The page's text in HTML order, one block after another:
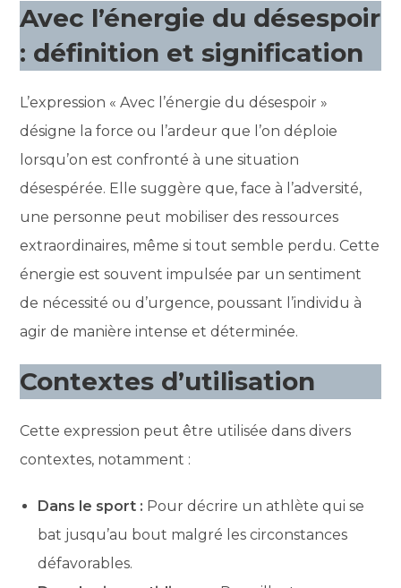
Avec l’énergie du désespoir
: définition et signification
L’expression « Avec l’énergie du désespoir »
désigne la force ou l’ardeur que l’on déploie
lorsqu’on est confronté à une situation
désespérée. Elle suggère que, face à l’adversité,
une personne peut mobiliser des ressources
extraordinaires, même si tout semble perdu. Cette
énergie est souvent impulsée par un sentiment
de nécessité ou d’urgence, poussant l’individu à
agir de manière intense et déterminée.
Contextes d’utilisation
Cette expression peut être utilisée dans divers
contextes, notamment :
Dans le sport : Pour décrire un athlète qui se
bat jusqu’au bout malgré les circonstances
défavorables.